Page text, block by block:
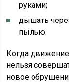
руками;
дышать
пылью.
Когда движение
нельзя
новое